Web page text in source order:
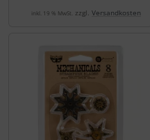
inkl. 19 % MwSt. zzgl. Versandkosten